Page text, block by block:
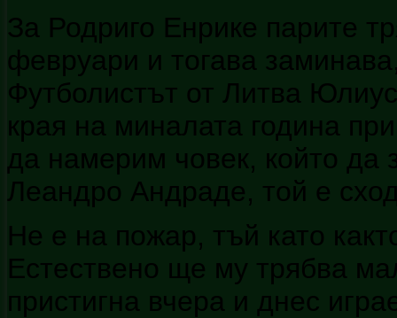
За Родриго Енрике парите
февруари и тогава
Футболистът от Литва
края на миналата година
да намерим човек, който да
Леандро Андраде, той е
Не е на пожар, тъй като
Естествено ще му трябва
пристигна вчера и днес